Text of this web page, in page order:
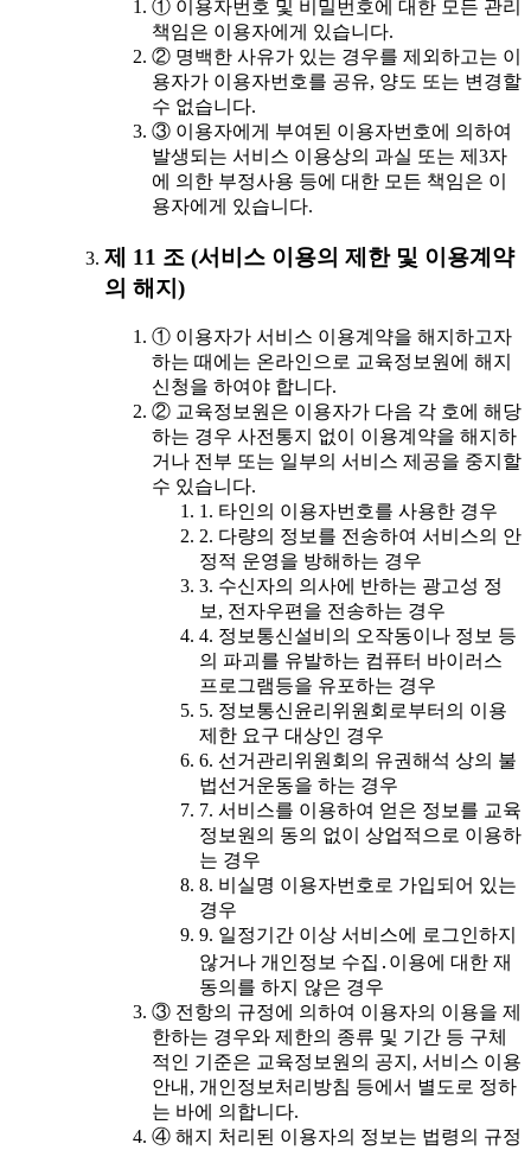
① 이용자번호 및 비밀번호에 대한 모든 관리
책임은 이용자에게 있습니다.
② 명백한 사유가 있는 경우를 제외하고는 이
용자가 이용자번호를 공유, 양도 또는 변경할
수 없습니다.
③ 이용자에게 부여된 이용자번호에 의하여
발생되는 서비스 이용상의 과실 또는 제3자
에 의한 부정사용 등에 대한 모든 책임은 이
용자에게 있습니다.
제 11 조 (서비스 이용의 제한 및 이용계약
의 해지)
① 이용자가 서비스 이용계약을 해지하고자
하는 때에는 온라인으로 교육정보원에 해지
신청을 하여야 합니다.
② 교육정보원은 이용자가 다음 각 호에 해당
하는 경우 사전통지 없이 이용계약을 해지하
거나 전부 또는 일부의 서비스 제공을 중지할
수 있습니다.
1. 타인의 이용자번호를 사용한 경우
2. 다량의 정보를 전송하여 서비스의 안
정적 운영을 방해하는 경우
3. 수신자의 의사에 반하는 광고성 정
보, 전자우편을 전송하는 경우
4. 정보통신설비의 오작동이나 정보 등
의 파괴를 유발하는 컴퓨터 바이러스
프로그램등을 유포하는 경우
5. 정보통신윤리위원회로부터의 이용
제한 요구 대상인 경우
6. 선거관리위원회의 유권해석 상의 불
법선거운동을 하는 경우
7. 서비스를 이용하여 얻은 정보를 교육
정보원의 동의 없이 상업적으로 이용하
는 경우
8. 비실명 이용자번호로 가입되어 있는
경우
9. 일정기간 이상 서비스에 로그인하지
않거나 개인정보 수집․이용에 대한 재
동의를 하지 않은 경우
③ 전항의 규정에 의하여 이용자의 이용을 제
한하는 경우와 제한의 종류 및 기간 등 구체
적인 기준은 교육정보원의 공지, 서비스 이용
안내, 개인정보처리방침 등에서 별도로 정하
는 바에 의합니다.
④ 해지 처리된 이용자의 정보는 법령의 규정